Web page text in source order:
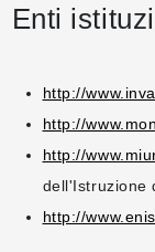
Enti
http://
http://
http://
dell'Istruzione
http://